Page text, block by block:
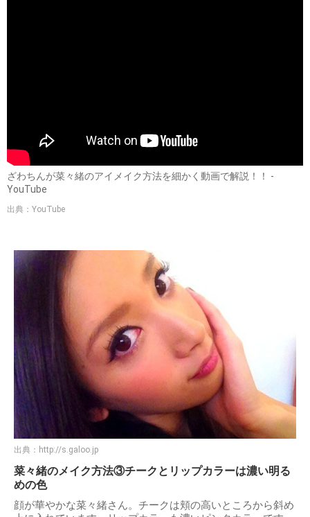
ざわちんが菜々緒のアイメイク方法を細かく動画で解説！！ -
YouTube
出典：YouTube
出典： http://s.galoo.jp
菜々緒のメイク方法③チークとリップカラーは濃い明る
めの色
顔が華やかな菜々緒さん。チークは頬の高いところから斜め